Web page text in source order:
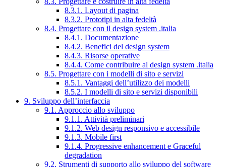
8.3.1. Layout di pagina
8.3.2. Prototipi in alta fedeltà
8.4. Progettare con il design system .italia
8.4.1. Documentazione
8.4.2. Benefici del design system
8.4.3. Risorse operative
8.4.4. Come contribuire al design system .italia
8.5. Progettare con i modelli di sito e servizi
8.5.1. Vantaggi dell’utilizzo dei modelli
8.5.2. I modelli di sito e servizi disponibili
9. Sviluppo dell’interfaccia
9.1. Approccio allo sviluppo
9.1.1. Attività preliminari
9.1.2. Web design responsivo e accessibile
9.1.3. Mobile first
9.1.4. Progressive enhancement e Graceful
degradation
9.2. Strumenti di supporto allo sviluppo del software